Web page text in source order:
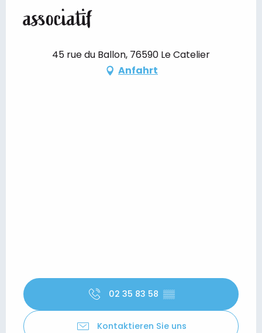
associatif
45 rue du Ballon, 76590 Le Catelier
Anfahrt
02 35 83 58 ▒▒
Kontaktieren Sie uns